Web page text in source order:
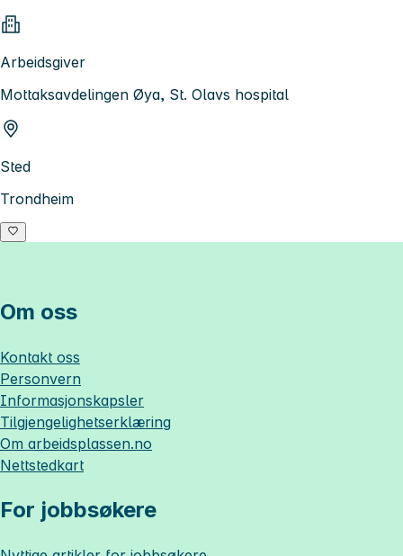
Arbeidsgiver
Mottaksavdelingen Øya, St. Olavs hospital
Sted
Trondheim
Om oss
Kontakt oss
Personvern
Informasjonskapsler
Tilgjengelighetserklæring
Om arbeidsplassen.no
Nettstedkart
For jobbsøkere